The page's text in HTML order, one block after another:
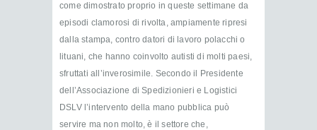
come dimostrato proprio in queste settimane da
episodi clamorosi di rivolta, ampiamente ripresi
dalla stampa, contro datori di lavoro polacchi o
lituani, che hanno coinvolto autisti di molti paesi,
sfruttati all’inverosimile. Secondo il Presidente
dell’Associazione di Spedizionieri e Logistici
DSLV l’intervento della mano pubblica può
servire ma non molto, è il settore che,